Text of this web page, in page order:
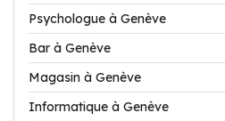
Psychologue à Genève
Bar à Genève
Magasin à Genève
Informatique à Genève